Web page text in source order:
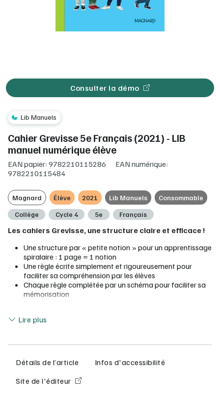
Consulter la démo
Lib Manuels
Cahier Grevisse 5e Français (2021) - LIB
manuel numérique élève
EAN papier: 9782210115286
EAN numérique:
9782210115484
Magnard Élève 2021 Lib Manuels Consommable
Collège Cycle 4 5e Français
Les cahiers Grevisse, une structure claire et efficace !
Une structure par « petite notion » pour un apprentissage
spiralaire : 1 page = 1 notion
Une règle écrite simplement et rigoureusement pour
faciliter sa compréhension par les élèves
Chaque règle complétée par un schéma pour faciliter sa
mémorisation
Des exercices de
fondamentaux de la Grammaire
Avec le manuel numérique élève :
Lire plus
Détails de l’article
Infos d'accessibilité
Site de l'éditeur